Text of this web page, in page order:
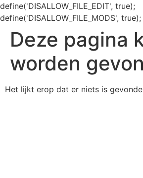
define('DISALLOW_FILE_EDIT', true);
define('DISALLOW_FILE_MODS', true);
Deze pagina
worden
Het lijkt erop dat er niets is